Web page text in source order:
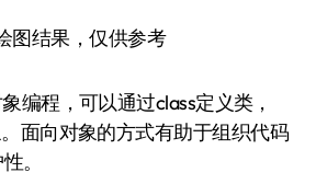
图结果，仅供参考
编程，可以通过class定义类，
面向对象的方式有助于组织代码
。